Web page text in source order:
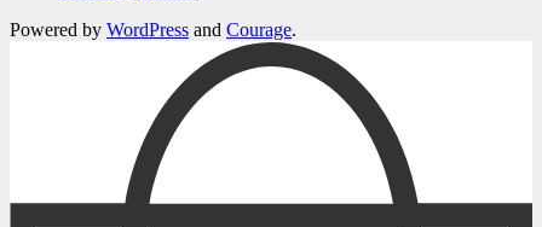
Powered by WordPress and Courage.